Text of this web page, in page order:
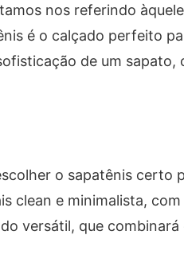
nos referindo
é o calçado perfeito
de um sapato,
o sapatênis certo
clean e minimalista,
versátil, que